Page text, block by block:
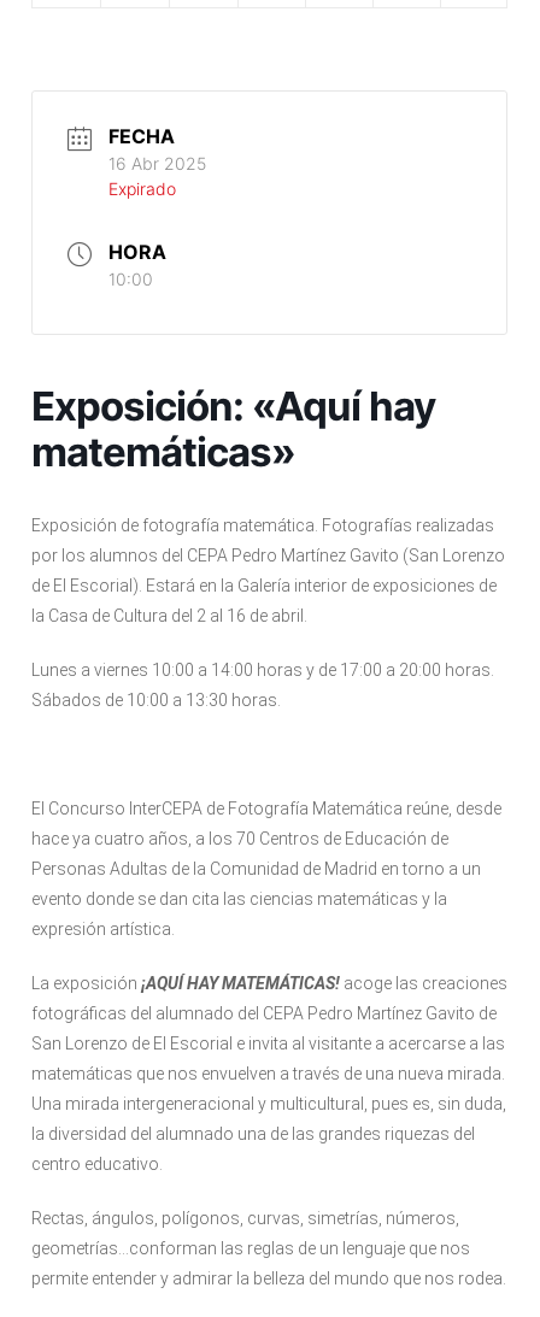
FECHA
16 Abr 2025
Expirado
HORA
10:00
Exposición: «Aquí hay
matemáticas»
Exposición de fotografía matemática. Fotografías realizadas
por los alumnos del CEPA Pedro Martínez Gavito (San Lorenzo
de El Escorial). Estará en la Galería interior de exposiciones de
la Casa de Cultura del 2 al 16 de abril.
Lunes a viernes 10:00 a 14:00 horas y de 17:00 a 20:00 horas.
Sábados de 10:00 a 13:30 horas.
El Concurso InterCEPA de Fotografía Matemática reúne, desde
hace ya cuatro años, a los 70 Centros de Educación de
Personas Adultas de la Comunidad de Madrid en torno a un
evento donde se dan cita las ciencias matemáticas y la
expresión artística.
La exposición¡AQUÍ HAY MATEMÁTICAS! acoge las creaciones
fotográficas del alumnado del CEPA Pedro Martínez Gavito de
San Lorenzo de El Escorial e invita al visitante a acercarse a las
matemáticas que nos envuelven a través de una nueva mirada.
Una mirada intergeneracional y multicultural, pues es, sin duda,
la diversidad del alumnado una de las grandes riquezas del
centro educativo.
Rectas, ángulos, polígonos, curvas, simetrías, números,
geometrías…conforman las reglas de un lenguaje que nos
permite entender y admirar la belleza del mundo que nos rodea.